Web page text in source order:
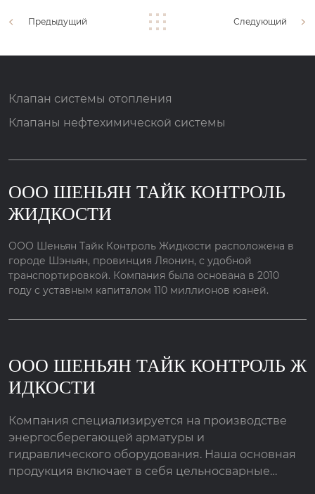
Предыдущий Следующий
Клапан системы отопления
Клапаны нефтехимической системы
ООО ШЕНЬЯН ТАЙК КОНТРОЛЬ
ЖИДКОСТИ
ООО Шеньян Тайк Контроль Жидкости расположена в
городе Шэньян, провинция Ляонин, с удобной
транспортировкой. Компания была основана в 2010
году с уставным капиталом 110 миллионов юаней.
ООО ШЕНЬЯН ТАЙК КОНТРОЛЬ Ж
ИДКОСТИ
Компания специализируется на производстве
энергосберегающей арматуры и
гидравлического оборудования. Наша основная
продукция включает в себя цельносварные